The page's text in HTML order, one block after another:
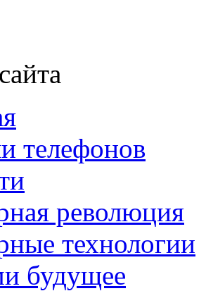
телефонов
революция
технологии
будущее